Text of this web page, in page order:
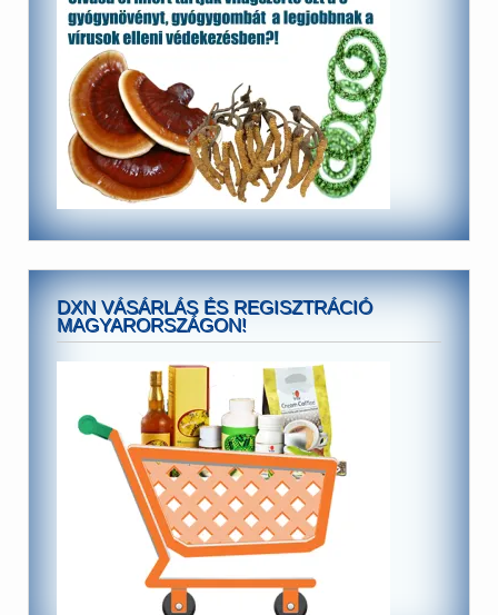
DXN VÁSÁRLÁS ÉS REGISZTRÁCIÓ
MAGYARORSZÁGON!